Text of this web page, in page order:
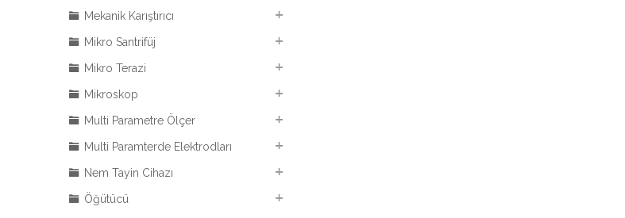
Mekanik Karıştırıcı
Mikro Santrifüj
Mikro Terazi
Mikroskop
Multi Parametre Ölçer
Multi Paramterde Elektrodları
Nem Tayin Cihazı
Öğütücü